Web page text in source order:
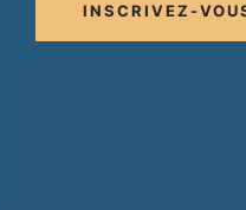
INSCRIVEZ-